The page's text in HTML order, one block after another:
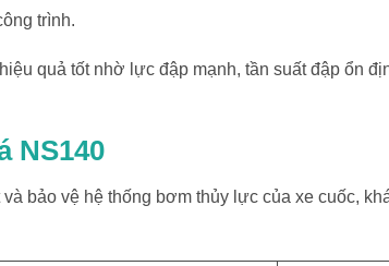
trình.
quả tốt nhờ lực đập mạnh, tần suất đập ổn
NS140
và bảo vệ hệ thống bơm thủy lực của xe cuốc,